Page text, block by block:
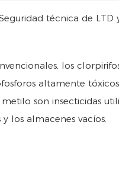
técnica de
los
altamente
son insecticidas
los almacenes vacíos.